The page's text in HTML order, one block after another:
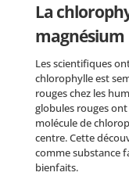
La
magnésium
Les scientifiques
chlorophylle est
rouges chez les
globules rouges
molécule de
centre. Cette
comme substance
bienfaits.